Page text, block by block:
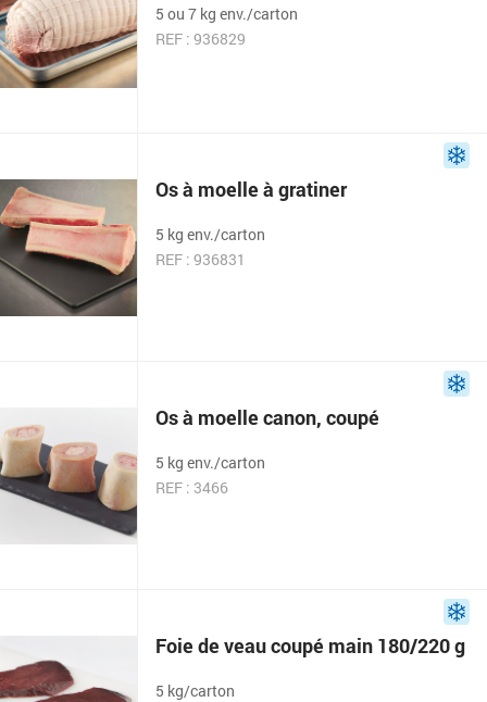
5 ou 7 kg env./carton
REF : 936829
Os à moelle à gratiner
5 kg env./carton
REF : 936831
Os à moelle canon, coupé
5 kg env./carton
REF : 3466
Foie de veau coupé main 180/220 g
5 kg/carton